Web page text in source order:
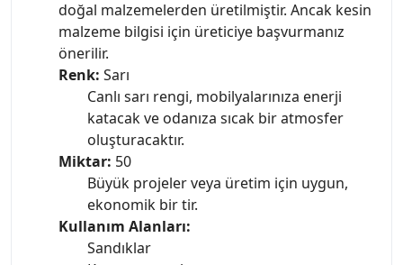
doğal malzemelerden üretilmiştir. Ancak kesin
malzeme bilgisi için üreticiye başvurmanız
önerilir.
Renk: Sarı
Canlı sarı rengi, mobilyalarınıza enerji
katacak ve odanıza sıcak bir atmosfer
oluşturacaktır.
Miktar: 50
Büyük projeler veya üretim için uygun,
ekonomik bir tir.
Kullanım Alanları:
Sandıklar